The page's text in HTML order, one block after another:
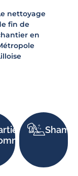
nettoyage
fin de
en